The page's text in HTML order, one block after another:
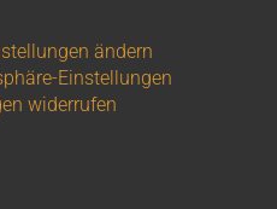
ändern
Einstellungen
widerrufen